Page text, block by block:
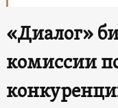
«Диалог»
комиссии